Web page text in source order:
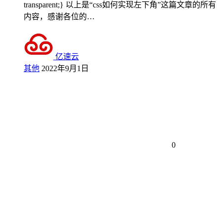
transparent;} 以上是“css如何实现左下角”这篇文章的所有
内容，感谢各位的…
亿速云
其他 2022年9月1日
0